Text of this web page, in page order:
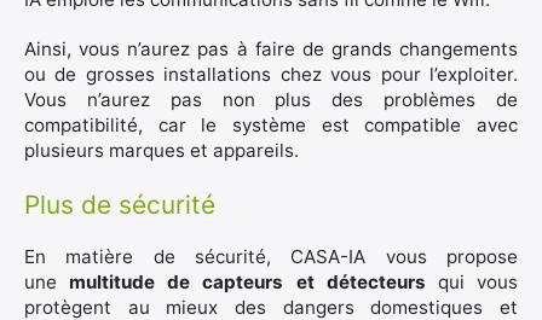
Ainsi, vous n’aurez pas à faire de grands changements
ou de grosses installations chez vous pour l’exploiter.
Vous n’aurez pas non plus des problèmes de
compatibilité, car le système est compatible avec
plusieurs marques et appareils.
Plus de sécurité
En matière de sécurité, CASA-IA vous propose
une multitude de capteurs et détecteurs qui vous
protègent au mieux des dangers domestiques et